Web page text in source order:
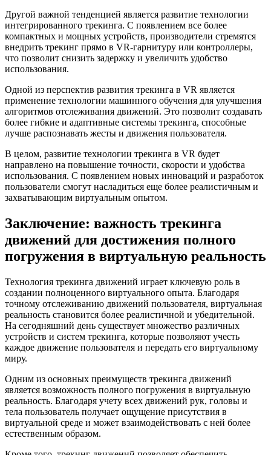
Другой важной тенденцией является развитие технологии
интегрированного трекинга. С появлением все более
компактных и мощных устройств, производители стремятся
внедрить трекинг прямо в VR-гарнитуру или контроллеры,
что позволит снизить задержку и увеличить удобство
использования.
Одной из перспектив развития трекинга в VR является
применение технологии машинного обучения для улучшения
алгоритмов отслеживания движений. Это позволит создавать
более гибкие и адаптивные системы трекинга, способные
лучше распознавать жесты и движения пользователя.
В целом, развитие технологии трекинга в VR будет
направлено на повышение точности, скорости и удобства
использования. С появлением новых инноваций и разработок
пользователи смогут насладиться еще более реалистичным и
захватывающим виртуальным опытом.
Заключение: важность трекинга
движений для достижения полного
погружения в виртуальную реальность
Технология трекинга движений играет ключевую роль в
создании полноценного виртуального опыта. Благодаря
точному отслеживанию движений пользователя, виртуальная
реальность становится более реалистичной и убедительной.
На сегодняшний день существует множество различных
устройств и систем трекинга, которые позволяют учесть
каждое движение пользователя и передать его виртуальному
миру.
Одним из основных преимуществ трекинга движений
является возможность полного погружения в виртуальную
реальность. Благодаря учету всех движений рук, головы и
тела пользователь получает ощущение присутствия в
виртуальной среде и может взаимодействовать с ней более
естественным образом.